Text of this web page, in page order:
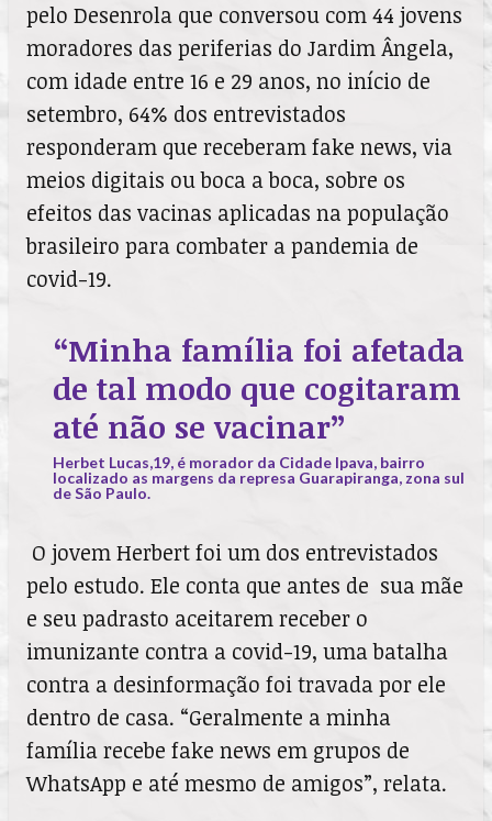
pelo Desenrola que conversou com 44 jovens
moradores das periferias do Jardim Ângela,
com idade entre 16 e 29 anos, no início de
setembro, 64% dos entrevistados
responderam que receberam fake news, via
meios digitais ou boca a boca, sobre os
efeitos das vacinas aplicadas na população
brasileiro para combater a pandemia de
covid-19.
“Minha família foi afetada
de tal modo que cogitaram
até não se vacinar”
Herbet Lucas,19, é morador da Cidade Ipava, bairro
localizado as margens da represa Guarapiranga, zona sul
de São Paulo.
O jovem Herbert foi um dos entrevistados
pelo estudo. Ele conta que antes de sua mãe
e seu padrasto aceitarem receber o
imunizante contra a covid-19, uma batalha
contra a desinformação foi travada por ele
dentro de casa. “Geralmente a minha
família recebe fake news em grupos de
WhatsApp e até mesmo de amigos”, relata.